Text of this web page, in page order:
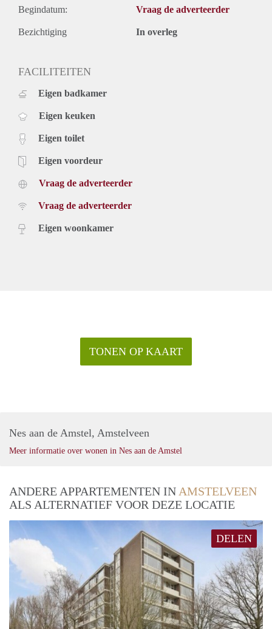
Begindatum: Vraag de adverteerder
Bezichtiging In overleg
FACILITEITEN
Eigen badkamer
Eigen keuken
Eigen toilet
Eigen voordeur
Vraag de adverteerder
Vraag de adverteerder
Eigen woonkamer
TONEN OP KAART
Nes aan de Amstel, Amstelveen
Meer informatie over wonen in Nes aan de Amstel
ANDERE APPARTEMENTEN IN AMSTELVEEN
ALS ALTERNATIEF VOOR DEZE LOCATIE
DELEN